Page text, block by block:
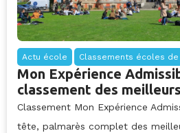
Actu école Classements écoles
Mon Expérience
classement des
Classement Mon Expérience
tête, palmarès complet des